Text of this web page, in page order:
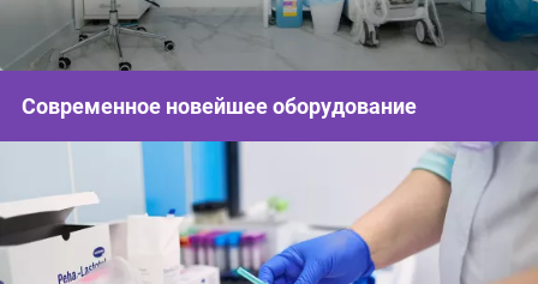
Современное новейшее оборудование